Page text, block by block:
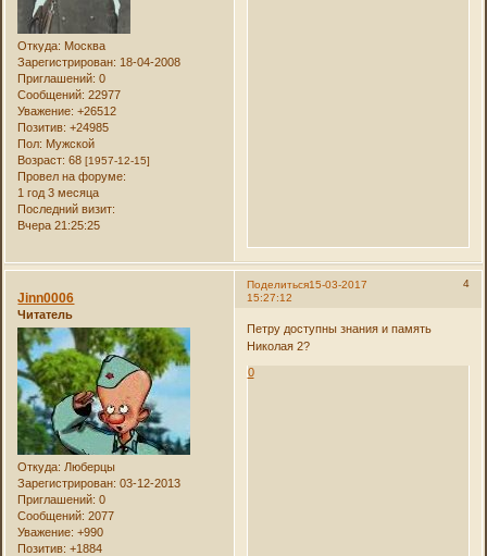
Откуда: Москва
Зарегистрирован: 18-04-2008
Приглашений: 0
Сообщений: 22977
Уважение: +26512
Позитив: +24985
Пол: Мужской
Возраст: 68[1957-12-15]
Провел на форуме:
1 год 3 месяца
Последний визит:
Вчера 21:25:25
Поделиться 4
15-03-2017
15:27:12
Jinn0006
Читатель
Откуда: Люберцы
Зарегистрирован: 03-12-2013
Приглашений: 0
Сообщений: 2077
Уважение: +990
Позитив: +1884
Петру доступны знания и память
Николая 2?
0